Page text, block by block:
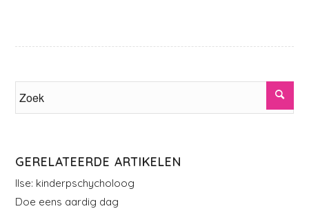
GERELATEERDE ARTIKELEN
Ilse: kinderpschycholoog
Doe eens aardig dag